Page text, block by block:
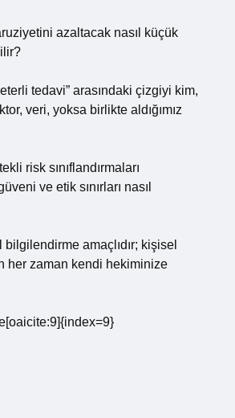
azaltacak nasıl küçük
tedavi” arasındaki çizgiyi kim,
veri, yoksa birlikte aldığımız
risk sınıflandırmaları
ve etik sınırları nasıl
bilgilendirme amaçlıdır; kişisel
her zaman kendi hekiminize